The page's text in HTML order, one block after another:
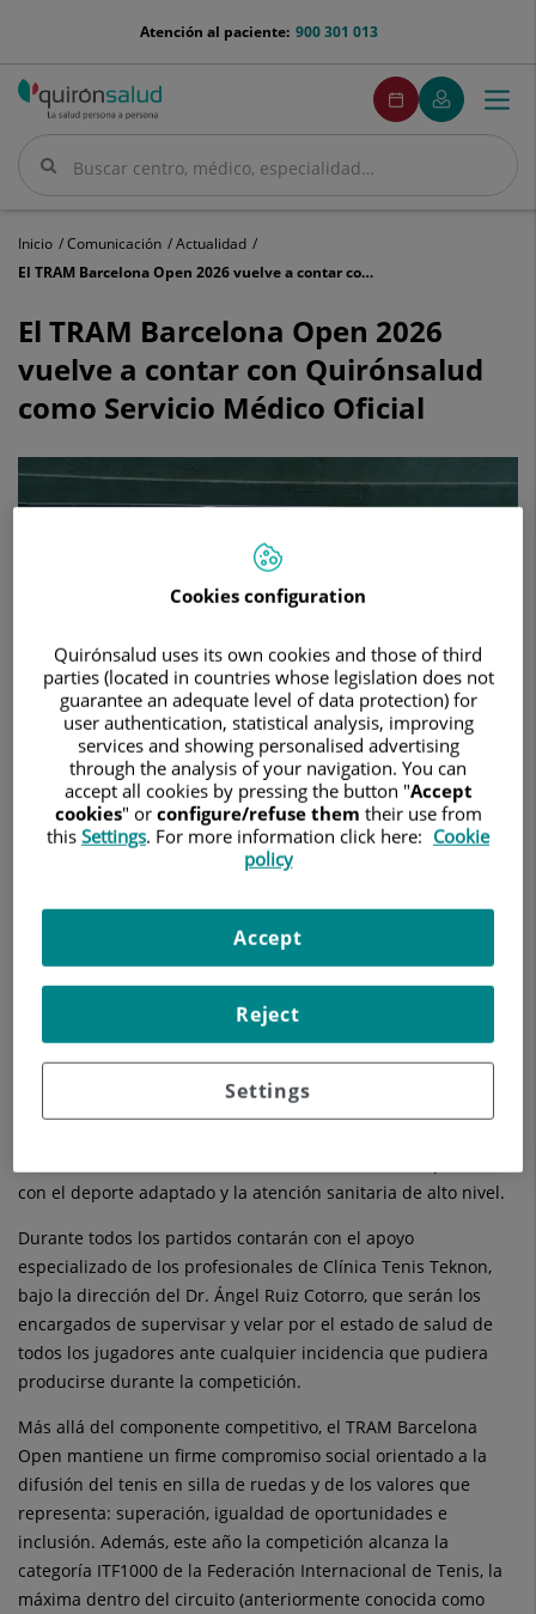
menu-
900 301 013
Atención al paciente:
Buscar
Buscar
menuPedirCita
Pedir
cita
Mi
Quirónsalud
Menú
Inicio Comunicación
Actualidad
El TRAM Barcelona Open 2026 vuelve a contar con Quirónsalud como Servicio Médico Oficial
TRAM
Barcelona
Open
vuelve
Quirónsalud
El TRAM Barcelona Open 2026
vuelve a contar con Quirónsalud
como Servicio Médico Oficial
25 de mayo de 2026
El torneo internacional de tenis en silla de ruedas reunirá en
Barcelona a los mejores jugadores del mundo, del 27 al 30
de mayo
El TRAM Barcelona Open, torneo internacional de tenis en
silla de ruedas, celebrará su novena edición del 27 al 30 de
mayo en las instalaciones del Real Club de Polo de Barcelona,
reuniendo a algunos de los mejores jugadores del mundo de
la especialidad. Para garantizar la máxima calidad asistencial
con el deporte adaptado y la atención sanitaria de alto nivel.
Durante todos los partidos contarán con el apoyo
especializado de los profesionales de Clínica Tenis Teknon,
bajo la dirección del Dr. Ángel Ruiz Cotorro, que serán los
encargados de supervisar y velar por el estado de salud de
todos los jugadores ante cualquier incidencia que pudiera
producirse durante la competición.
Más allá del componente competitivo, el TRAM Barcelona
Open mantiene un firme compromiso social orientado a la
difusión del tenis en silla de ruedas y de los valores que
representa: superación, igualdad de oportunidades e
inclusión. Además, este año la competición alcanza la
categoría ITF1000 de la Federación Internacional de Tenis, la
máxima dentro del circuito (anteriormente conocida como
Cookies configuration
Quirónsalud uses its own cookies and those of third
parties (located in countries whose legislation does not
guarantee an adequate level of data protection) for
user authentication, statistical analysis, improving
services and showing personalised advertising
through the analysis of your navigation. You can
accept all cookies by pressing the button "Accept
cookies" or configure/refuse them their use from
this Settings. For more information click here: Cookie
policy
Settings
Reject
Accept